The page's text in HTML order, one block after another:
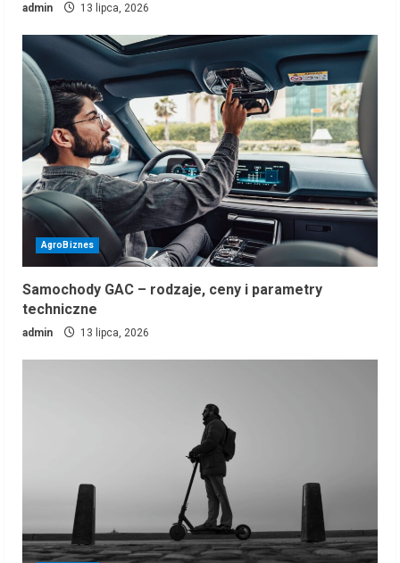
admin 13 lipca, 2026
AgroBiznes
Samochody GAC – rodzaje, ceny i parametry
techniczne
admin 13 lipca, 2026